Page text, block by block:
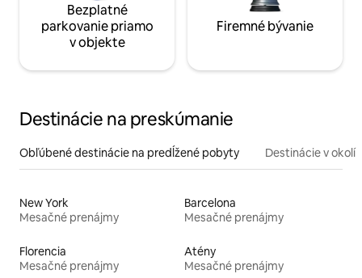
Bezplatné
parkovanie priamo
v objekte
Firemné bývanie
Destinácie na preskúmanie
Obľúbené destinácie na predĺžené pobyty Destinácie v okolí
New York
Mesačné prenájmy
Barcelona
Mesačné prenájmy
Florencia
Mesačné prenájmy
Atény
Mesačné prenájmy